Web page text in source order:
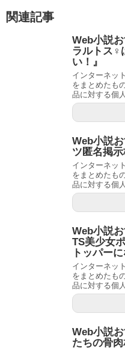
関連記事
Web小説
ラルトス♀
い！』
インターネッ
をまとめたも
品に対する個
Web小説
ツ匿名掲示
インターネッ
をまとめたも
品に対する個
Web小説
TS美少女
トッパー
インターネッ
をまとめたも
品に対する個
Web小説
たちの骨肉